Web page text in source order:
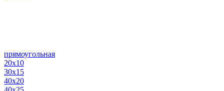
прямоугольная
20х10
30х15
40х20